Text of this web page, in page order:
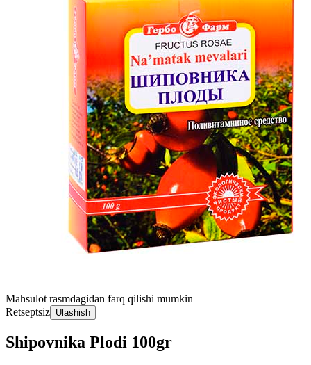
Mahsulot rasmdagidan farq qilishi mumkin
Retseptsiz Ulashish
Shipovnika Plodi 100gr